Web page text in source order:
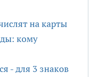
на карты
кому
- для 3 знаков